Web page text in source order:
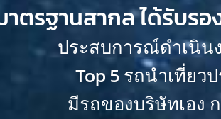
ตรฐานสากล ได้รับรอ
ประสบการณ์ดำเนิน
Top 5 รถนำเที่ยว
มีรถของบริษัทเอง